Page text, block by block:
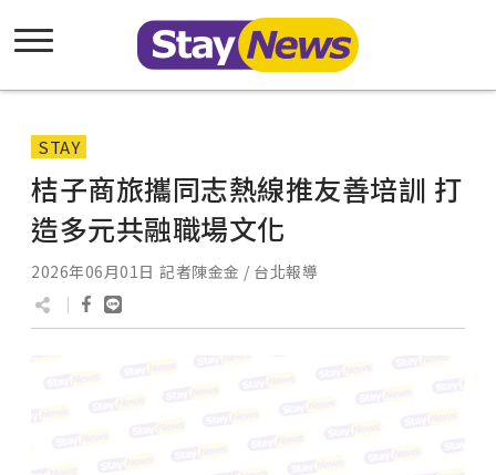
STAY
桔子商旅攜同志熱線推友善培訓 打
造多元共融職場文化
2026年06月01日 記者陳金金 / 台北報導